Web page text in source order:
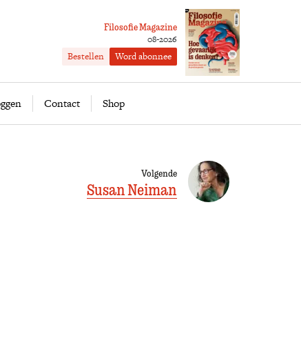
Filosofie Magazine
08-2026
Bestellen Word abonnee
Contact Shop
Word abonnee
Volgende
Susan Neiman